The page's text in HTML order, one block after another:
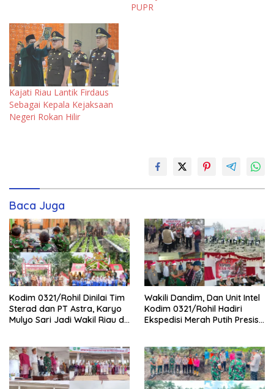
PUPR
Kajati Riau Lantik Firdaus
Sebagai Kepala Kejaksaan
Negeri Rokan Hilir
Baca Juga
Kodim 0321/Rohil Dinilai Tim
Sterad dan PT Astra, Karyo
Mulyo Sari Jadi Wakil Riau di
Wakili Dandim, Dan Unit Intel
Kodim 0321/Rohil Hadiri
Ekspedisi Merah Putih Presisi